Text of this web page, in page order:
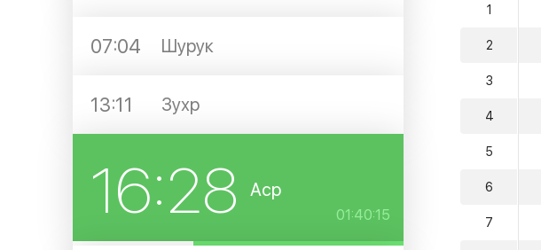
07:04 Шурук
13:11 Зухр
16:28 Аср
01:40:14
1
2
3
4
5
6
7